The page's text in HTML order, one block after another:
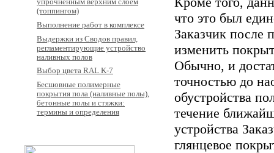
упрочненным верхним слоем
(топпингом)
Выполнение работ в комплексе
Выдержки из Сводов правил,
регламентирующие устройство
наливных полов
Выбор цвета RAL K-7
Бесшовные полимерные
покрытия пола (наливные полы),
бетонные полы и стяжки:
термины и определения
что это был
Заказчик после
изменить
Обычно, и
точностью до
обустройства
течение
устройства
глянцевое